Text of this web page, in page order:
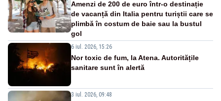
Amenzi de 200 de euro într-o destinație
de vacanță din Italia pentru turiștii care se
plimbă în costum de baie sau la bustul
gol
6 iul. 2026, 15:26
Nor toxic de fum, la Atena. Autoritățile
sanitare sunt în alertă
3 iul. 2026, 09:48